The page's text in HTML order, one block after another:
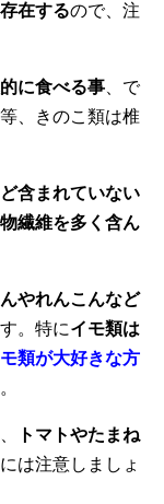
在するので、注
に食べる事 、で
、きのこ類は椎
含まれていない
繊維を多く含ん
やれんこんなど
。特にイモ類は
類が大好きな方
トマトやたまね
は注意しましょ